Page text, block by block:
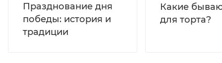
Празднование дня
победы: история и
традиции
Какие
для торта?